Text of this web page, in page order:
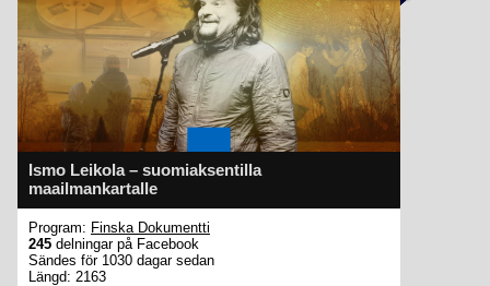
Ismo Leikola – suomiaksentilla
maailmankartalle
Program: Finska Dokumentti
245 delningar på Facebook
Sändes för 1030 dagar sedan
Längd: 2163